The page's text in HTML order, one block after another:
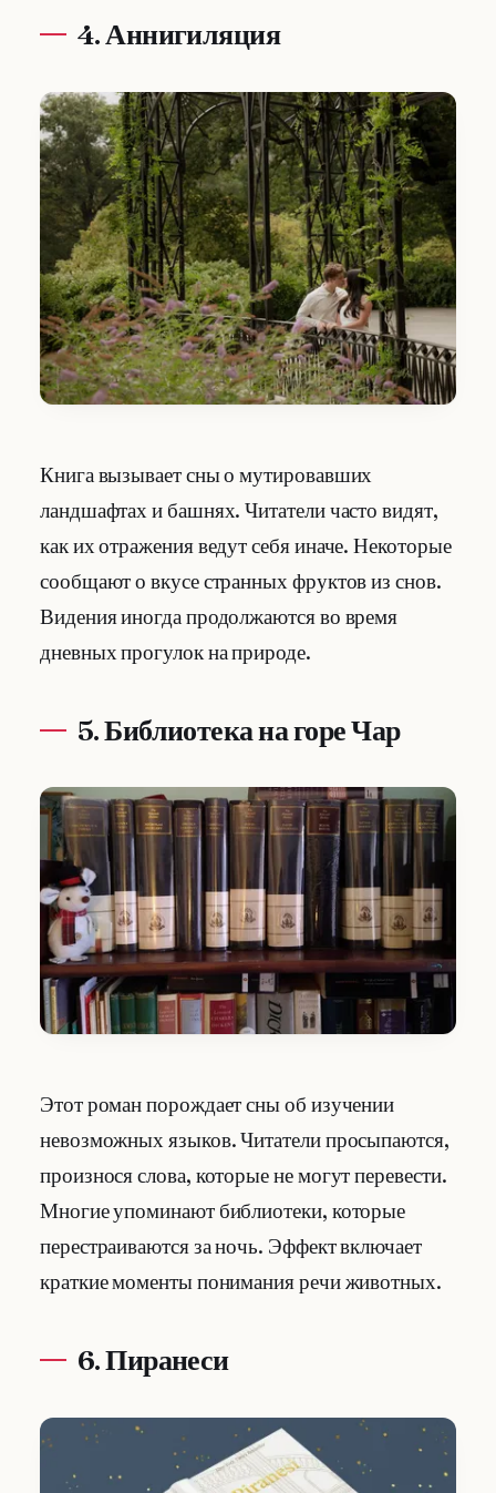
4. Аннигиляция
Книга вызывает сны о мутировавших
ландшафтах и башнях. Читатели часто видят,
как их отражения ведут себя иначе. Некоторые
сообщают о вкусе странных фруктов из снов.
Видения иногда продолжаются во время
дневных прогулок на природе.
5. Библиотека на горе Чар
Этот роман порождает сны об изучении
невозможных языков. Читатели просыпаются,
произнося слова, которые не могут перевести.
Многие упоминают библиотеки, которые
перестраиваются за ночь. Эффект включает
краткие моменты понимания речи животных.
6. Пиранеси